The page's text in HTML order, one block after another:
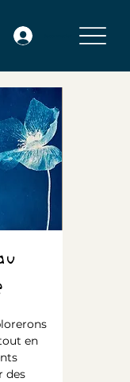
en
des